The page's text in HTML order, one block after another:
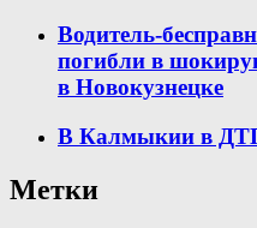
Водитель-
погибли в
в Новокузнецке
В Калмыкии в ДТП
Метки